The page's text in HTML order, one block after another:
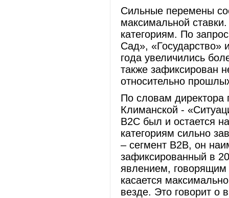
Сильные перемены
максимальной
категориям. По
Сад», «Государство»
года увеличились
также зафиксирован
относительно
По словам
Климанской -
B2C был и остается
категориям сильно
– сегмент B2B, он
зафиксированный в
явлением, говорящим
касается
везде. Это говорит о